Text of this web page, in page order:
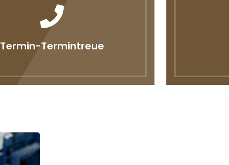
Termin-Termintreue